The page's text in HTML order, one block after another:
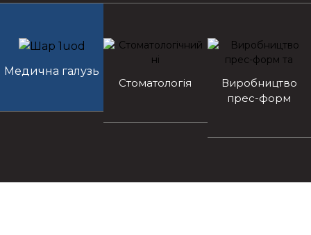
Медична галузь
Стоматологія
Виробництво
прес-форм